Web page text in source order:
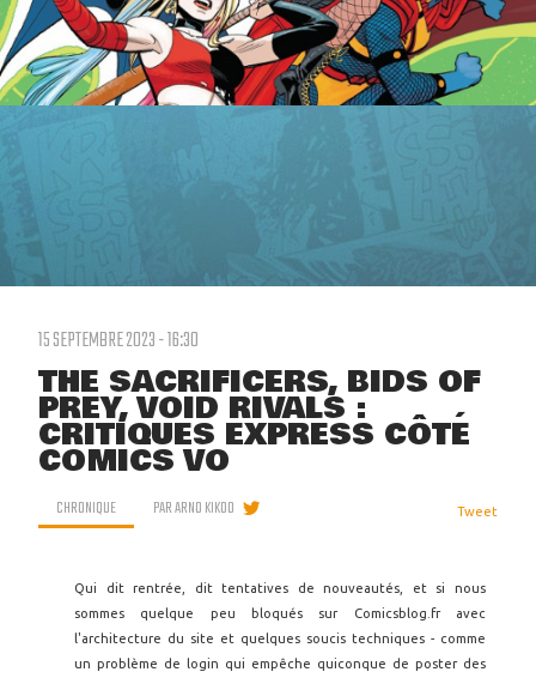
15 SEPTEMBRE 2023 - 16:30
THE SACRIFICERS, BIDS OF
PREY, VOID RIVALS :
CRITIQUES EXPRESS CÔTÉ
COMICS VO
CHRONIQUE PARARNO KIKOO Tweet
Qui dit rentrée, dit tentatives de nouveautés, et si nous
sommes quelque peu bloqués sur Comicsblog.fr avec
l'architecture du site et quelques soucis techniques - comme
un problème de login qui empêche quiconque de poster des